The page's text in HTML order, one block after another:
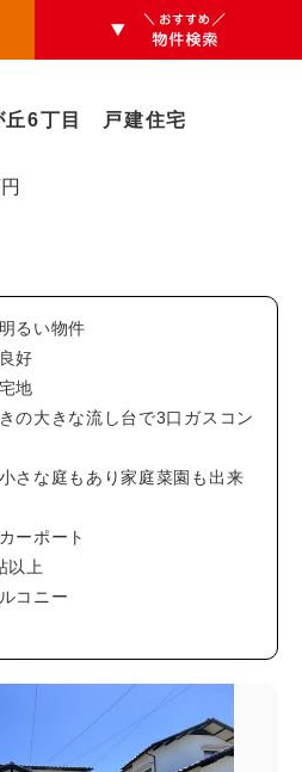
大塚東町(0)
大町西(0)
川内(4)
丘6丁目 戸建住宅
るい物件
好
地
の大きな流し台で3口ガスコン
さな庭もあり家庭菜園も出来
ーポート
以上
コニー